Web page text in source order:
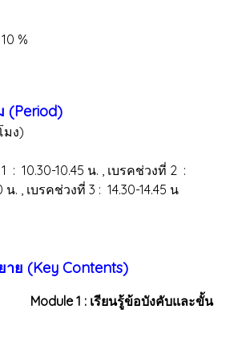
%
(Period)
มง)
: 10.30-10.45 น. , เบรคช่วงที่ 2 :
น. , เบรคช่วงที่ 3 : 14.30-14.45 น
าย (Key Contents)
Module 1 : เรียนรู้ข้อบังคับและขั้น